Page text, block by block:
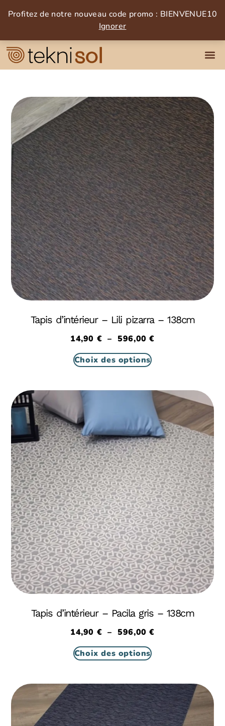
Profitez de notre nouveau code promo : BIENVENUE10
Ignorer
Tapis d’intérieur – Lili pizarra – 138cm
14,90 € – 596,00€
Choix des options
Tapis d’intérieur – Pacila gris – 138cm
14,90 € – 596,00€
Choix des options